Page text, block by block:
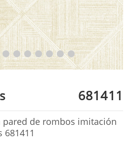
681411
pared de rombos imitación
681411